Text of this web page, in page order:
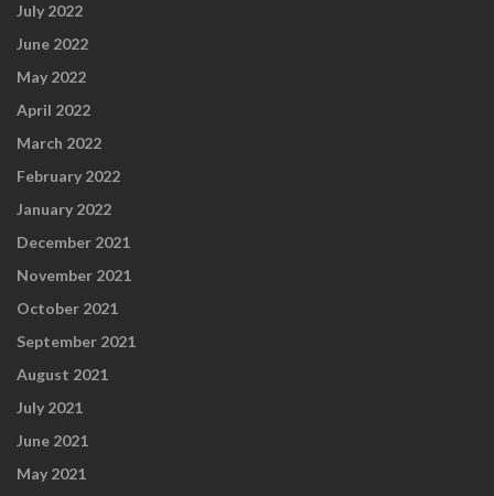
July 2022
June 2022
May 2022
April 2022
March 2022
February 2022
January 2022
December 2021
November 2021
October 2021
September 2021
August 2021
July 2021
June 2021
May 2021